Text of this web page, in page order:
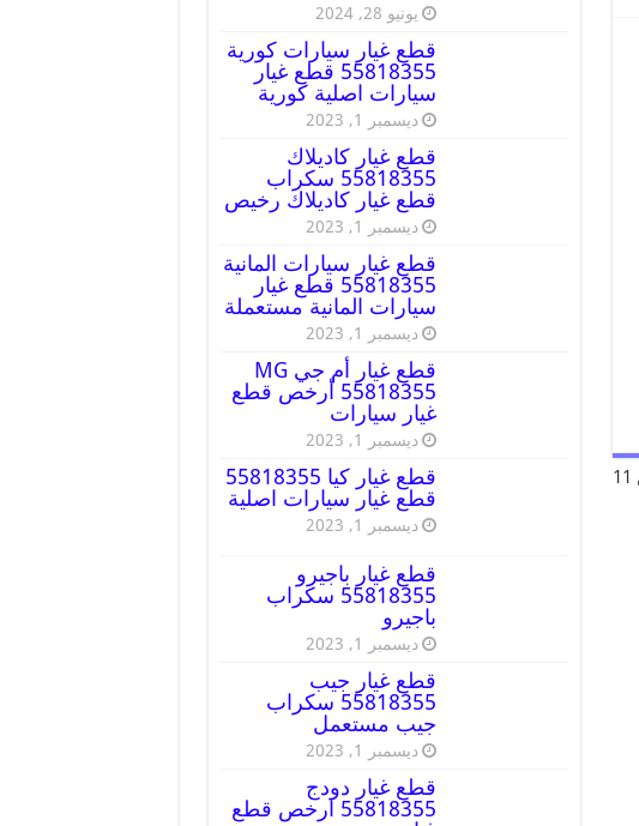
يونيو 28, 2024
قطع غيار سيارات كورية
55818355 قطع غيار
سيارات اصلية كورية
ديسمبر 1, 2023
قطع غيار كاديلاك
55818355 سكراب
قطع غيار كاديلاك رخيص
ديسمبر 1, 2023
قطع غيار سيارات المانية
55818355 قطع غيار
سيارات المانية مستعملة
ديسمبر 1, 2023
قطع غيار أم جي MG
55818355 أرخص قطع
غيار سيارات
ديسمبر 1, 2023
قطع غيار كيا 55818355
قطع غيار سيارات اصلية
ديسمبر 1, 2023
قطع غيار باجيرو
55818355 سكراب
باجيرو
ديسمبر 1, 2023
قطع غيار جيب
55818355 سكراب
جيب مستعمل
ديسمبر 1, 2023
قطع غيار دودج
55818355 ارخص قطع